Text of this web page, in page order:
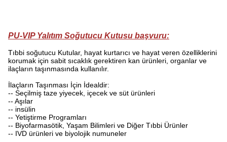
PU-VIP Yalıtım Soğutucu Kutusu başvuru:
Tıbbi soğutucu Kutular, hayat kurtarıcı ve hayat veren özelliklerini
korumak için sabit sıcaklık gerektiren kan ürünleri, organlar ve
ilaçların taşınmasında kullanılır.
İlaçların Taşınması İçin İdealdir:
-- Seçilmiş taze yiyecek, içecek ve süt ürünleri
-- Aşılar
-- insülin
-- Yetiştirme Programları
-- Biyofarmasötik, Yaşam Bilimleri ve Diğer Tıbbi Ürünler
-- IVD ürünleri ve biyolojik numuneler